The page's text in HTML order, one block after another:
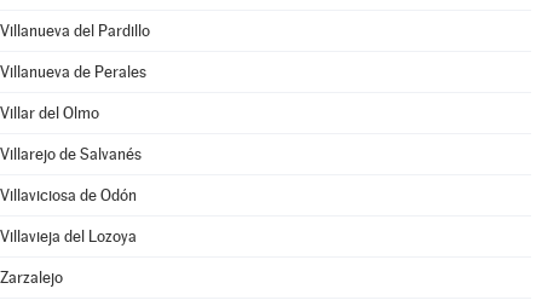
Villanueva del Pardillo
Villanueva de Perales
Villar del Olmo
Villarejo de Salvanés
Villaviciosa de Odón
Villavieja del Lozoya
Zarzalejo